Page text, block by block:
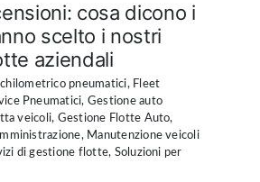
cosa dicono i
scelto i nostri
aziendali
pneumatici, Fleet
Pneumatici, Gestione auto
veicoli, Gestione Flotte Auto,
, Manutenzione veicoli
di gestione flotte, Soluzioni per